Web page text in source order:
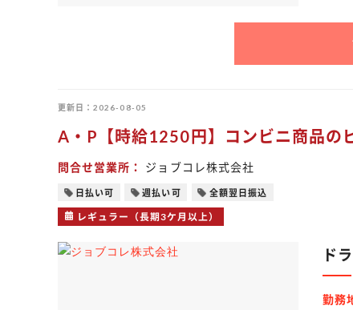
更新日 2026-08-05
A・P【時給1250円】コンビニ商品の
問合せ営業所 ジョブコレ株式会社
日払い可 週払い可 全額翌日振込
レギュラー（長期3ケ月以上）
ド
勤務